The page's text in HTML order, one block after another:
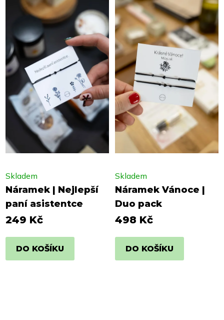
Náramek | Nejlepší
paní asistentce
Skladem
249 Kč
DO KOŠÍKU
Náramek Vánoce |
Duo pack
Skladem
498 Kč
DO KOŠÍKU